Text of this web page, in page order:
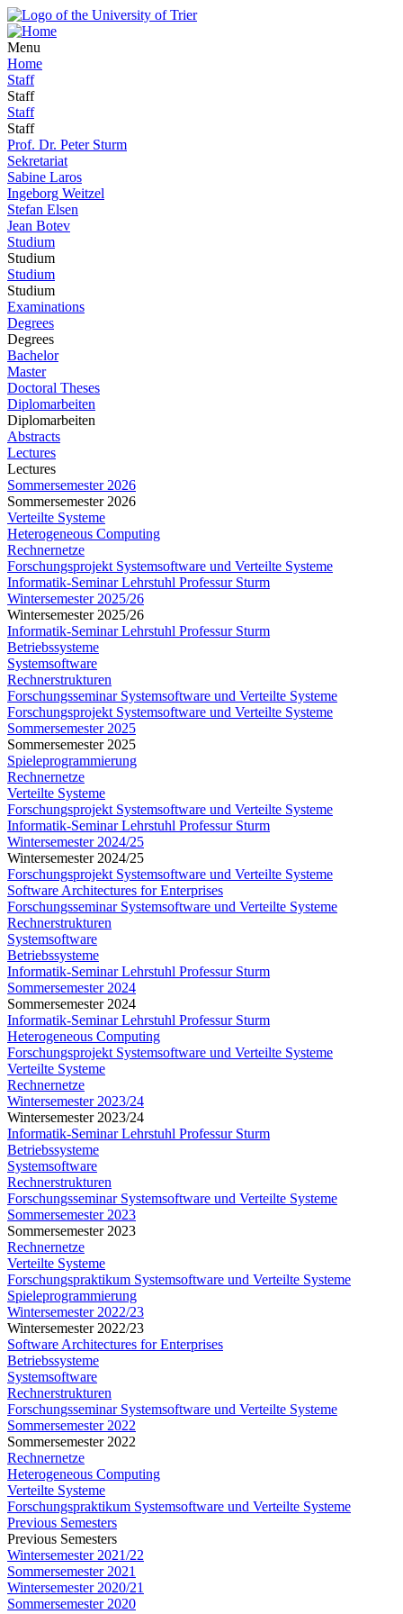
Menu
Home
Staff
Staff
Staff
Staff
Prof. Dr. Peter Sturm
Sekretariat
Sabine Laros
Ingeborg Weitzel
Stefan Elsen
Jean Botev
Studium
Studium
Studium
Studium
Examinations
Degrees
Degrees
Bachelor
Master
Doctoral Theses
Diplomarbeiten
Diplomarbeiten
Abstracts
Lectures
Lectures
Sommersemester 2026
Sommersemester 2026
Verteilte Systeme
Heterogeneous Computing
Rechnernetze
Forschungsprojekt Systemsoftware und Verteilte Systeme
Informatik-Seminar Lehrstuhl Professur Sturm
Wintersemester 2025/26
Wintersemester 2025/26
Informatik-Seminar Lehrstuhl Professur Sturm
Betriebssysteme
Systemsoftware
Rechnerstrukturen
Forschungsseminar Systemsoftware und Verteilte Systeme
Forschungsprojekt Systemsoftware und Verteilte Systeme
Sommersemester 2025
Sommersemester 2025
Spieleprogrammierung
Rechnernetze
Verteilte Systeme
Forschungsprojekt Systemsoftware und Verteilte Systeme
Informatik-Seminar Lehrstuhl Professur Sturm
Wintersemester 2024/25
Wintersemester 2024/25
Forschungsprojekt Systemsoftware und Verteilte Systeme
Software Architectures for Enterprises
Forschungsseminar Systemsoftware und Verteilte Systeme
Rechnerstrukturen
Systemsoftware
Betriebssysteme
Informatik-Seminar Lehrstuhl Professur Sturm
Sommersemester 2024
Sommersemester 2024
Informatik-Seminar Lehrstuhl Professur Sturm
Heterogeneous Computing
Forschungsprojekt Systemsoftware und Verteilte Systeme
Verteilte Systeme
Rechnernetze
Wintersemester 2023/24
Wintersemester 2023/24
Informatik-Seminar Lehrstuhl Professur Sturm
Betriebssysteme
Systemsoftware
Rechnerstrukturen
Forschungsseminar Systemsoftware und Verteilte Systeme
Sommersemester 2023
Sommersemester 2023
Rechnernetze
Verteilte Systeme
Forschungspraktikum Systemsoftware und Verteilte Systeme
Spieleprogrammierung
Wintersemester 2022/23
Wintersemester 2022/23
Software Architectures for Enterprises
Betriebssysteme
Systemsoftware
Rechnerstrukturen
Forschungsseminar Systemsoftware und Verteilte Systeme
Sommersemester 2022
Sommersemester 2022
Rechnernetze
Heterogeneous Computing
Verteilte Systeme
Forschungspraktikum Systemsoftware und Verteilte Systeme
Previous Semesters
Previous Semesters
Wintersemester 2021/22
Sommersemester 2021
Wintersemester 2020/21
Sommersemester 2020